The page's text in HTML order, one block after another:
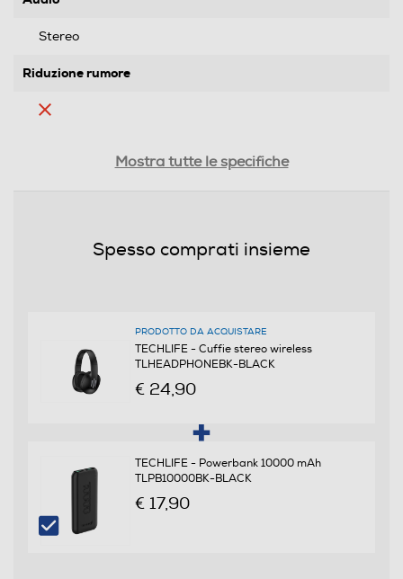
Stereo
Riduzione rumore
Dimensioni - PesoMostra tutte le specifiche
Spesso comprati insieme
PRODOTTO DA ACQUISTARE
TECHLIFE - Cuffie stereo wireless
TLHEADPHONEBK-BLACK
€ 24,90
TECHLIFE - Powerbank 10000 mAh
TLPB10000BK-BLACK
€ 17,90